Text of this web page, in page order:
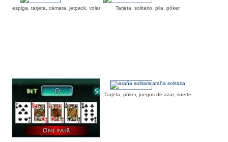
espiga, tarjeta, cámara, jetpack, volar
Tarjeta, solitario, pila, póker
araña solitaria
Tarjeta, póker, juegos de azar, suerte